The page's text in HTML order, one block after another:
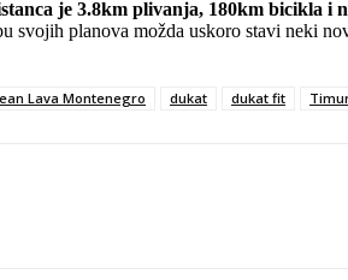
je 3.8km plivanja, 180km bicikla i
svojih planova možda uskoro stavi neki
Lava Montenegro dukat dukat fit